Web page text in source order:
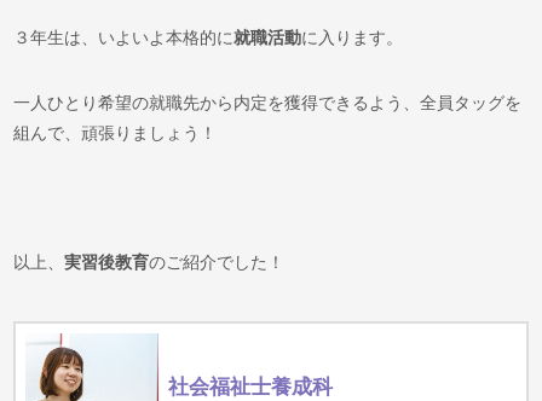
３年生は、いよいよ本格的に就職活動に入ります。
一人ひとり希望の就職先から内定を獲得できるよう、全員タッグを
組んで、頑張りましょう！
以上、実習後教育のご紹介でした！
社会福祉士養成科